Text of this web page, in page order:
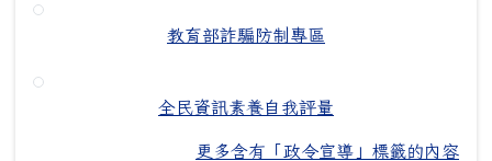
教育部詐騙防制專區
全民資訊素養自我評量
更多含有「政令宣導」標籤的內容